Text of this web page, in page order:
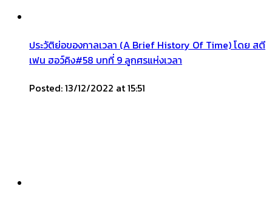
ประวัติย่อของกาลเวลา (A Brief History Of Time) โดย สตี
เฟน ฮอว์คิง#58 บทที่ 9 ลูกศรแห่งเวลา
Posted: 13/12/2022 at 15:51